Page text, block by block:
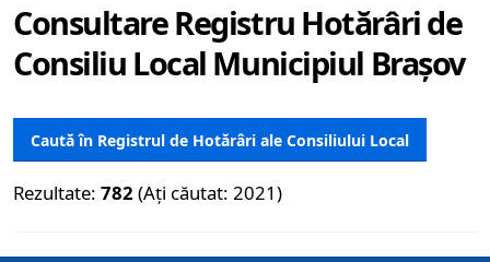
Consultare Registru Hotărâri de
Consiliu Local Municipiul Brașov
Caută în Registrul de Hotărâri ale Consiliului Local
Rezultate: 782 (Ați căutat: 2021)